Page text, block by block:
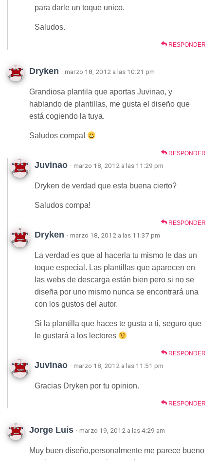
para darle un toque unico.
Saludos.
RESPONDER
Dryken · marzo 18, 2012 a las 10:21 pm
Grandiosa plantila que aportas Juvinao, y
hablando de plantillas, me gusta el diseño que
está cogiendo la tuya.
Saludos compa!
RESPONDER
Juvinao · marzo 18, 2012 a las 11:29 pm
Dryken de verdad que esta buena cierto?
Saludos compa!
RESPONDER
Dryken · marzo 18, 2012 a las 11:37 pm
La verdad es que al hacerla tu mismo le das un
toque especial. Las plantillas que aparecen en
las webs de descarga están bien pero si no se
diseña por uno mismo nunca se encontrará una
con los gustos del autor.
Si la plantilla que haces te gusta a ti, seguro que
le gustará a los lectores
RESPONDER
Juvinao · marzo 18, 2012 a las 11:51 pm
Gracias Dryken por tu opinion.
RESPONDER
Jorge Luis · marzo 19, 2012 a las 4:29 am
Muy buen diseño,personalmente me parece bueno